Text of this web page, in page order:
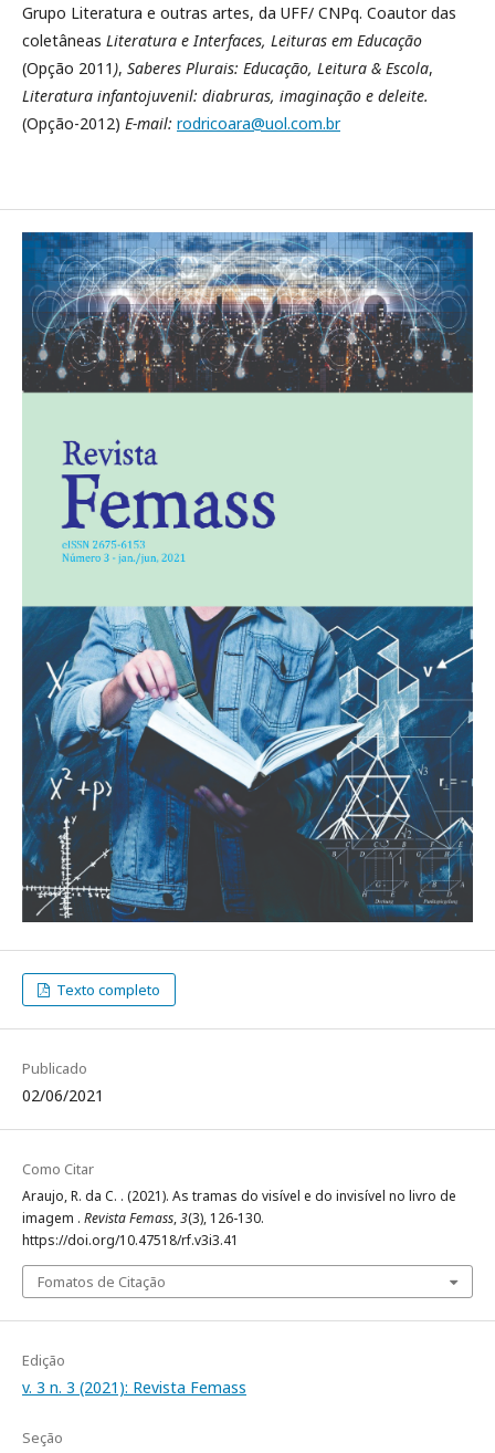
Grupo Literatura e outras artes, da UFF/ CNPq. Coautor das
coletâneas Literatura e Interfaces, Leituras em Educação
(Opção 2011 ), Saberes Plurais: Educação, Leitura & Escola,
Literatura infantojuvenil: diabruras, imaginação e deleite.
(Opção-2012) E-mail: rodricoara@uol.com.br
Texto completo
Publicado
02/06/2021
Como Citar
Araujo, R. da C. . (2021). As tramas do visível e do invisível no livro de
imagem . Revista Femass,3(3), 126-130.
https://doi.org/10.47518/rf.v3i3.41
Fomatos de Citação
Edição
v. 3 n. 3 (2021): Revista Femass
Seção